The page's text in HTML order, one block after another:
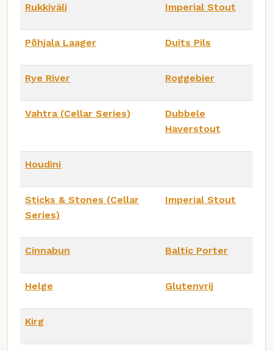
Rukkiväli Imperial Stout
Põhjala Laager Duits Pils
Rye River Roggebier
Vahtra (Cellar Series)
Dubbele
Haverstout
Houdini
Sticks & Stones (Cellar
Series)
Imperial Stout
Cinnabun Baltic Porter
Helge Glutenvrij
Kirg